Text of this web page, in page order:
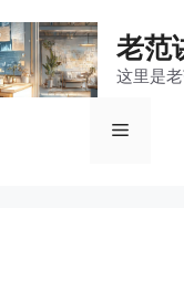
老范
这里是
菜